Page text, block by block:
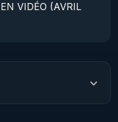
VIDÉO (AVRIL